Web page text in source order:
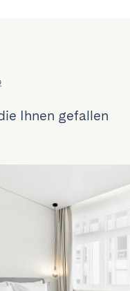
Ihnen gefallen